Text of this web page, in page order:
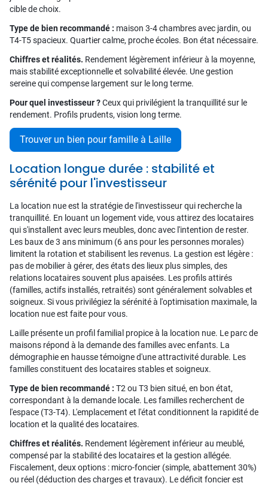
cible de choix.
Type de bien recommandé : maison 3-4 chambres avec jardin, ou
T4-T5 spacieux. Quartier calme, proche écoles. Bon état nécessaire.
Chiffres et réalités. Rendement légèrement inférieur à la moyenne,
mais stabilité exceptionnelle et solvabilité élevée. Une gestion
sereine qui compense largement sur le long terme.
Pour quel investisseur ?Ceux qui privilégient la tranquillité sur le
rendement. Profils prudents, vision long terme.
Trouver un bien pour famille à Laille
Location longue durée : stabilité et
sérénité pour l'investisseur
La location nue est la stratégie de l'investisseur qui recherche la
tranquillité. En louant un logement vide, vous attirez des locataires
qui s'installent avec leurs meubles, donc avec l'intention de rester.
Les baux de 3 ans minimum (6 ans pour les personnes morales)
limitent la rotation et stabilisent les revenus. La gestion est légère :
pas de mobilier à gérer, des états des lieux plus simples, des
relations locataires souvent plus apaisées. Les profils attirés
(familles, actifs installés, retraités) sont généralement solvables et
soigneux. Si vous privilégiez la sérénité à l'optimisation maximale, la
location nue est faite pour vous.
Laille présente un profil familial propice à la location nue. Le parc de
maisons répond à la demande des familles avec enfants. La
démographie en hausse témoigne d'une attractivité durable. Les
familles constituent des locataires stables et soigneux.
Type de bien recommandé : T2 ou T3 bien situé, en bon état,
correspondant à la demande locale. Les familles recherchent de
l'espace (T3-T4). L'emplacement et l'état conditionnent la rapidité de
location et la qualité des locataires.
Chiffres et réalités. Rendement légèrement inférieur au meublé,
compensé par la stabilité des locataires et la gestion allégée.
Fiscalement, deux options : micro-foncier (simple, abattement 30%)
ou réel (déduction des charges et travaux). Le déficit foncier est